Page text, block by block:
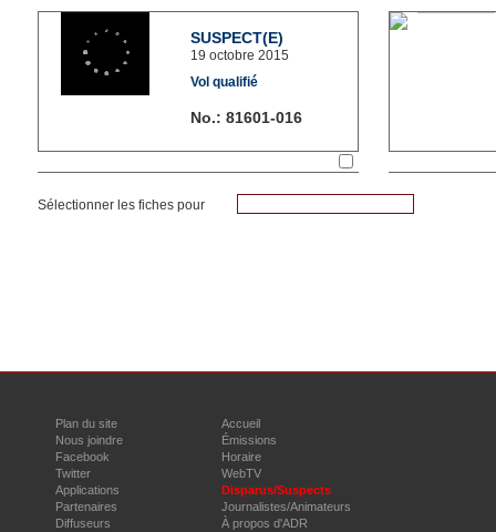
SUSPECT(E)
19 octobre 2015
Vol qualifié
No.: 81601-016
Sélectionner les fiches pour
Plan du site
Nous joindre
Facebook
Twitter
Applications
Partenaires
Diffuseurs
Accueil
Émissions
Horaire
WebTV
Disparus/Suspects
Journalistes/Animateurs
À propos d'ADR